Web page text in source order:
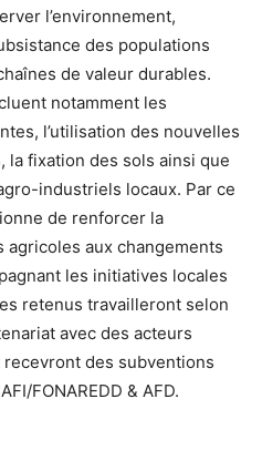
l’environnement,
des populations
de valeur durables.
notamment les
l’utilisation des nouvelles
la fixation des sols ainsi que
industriels locaux. Par ce
de renforcer la
aux changements
les initiatives locales
retenus travailleront selon
avec des acteurs
des subventions
FONAREDD & AFD.